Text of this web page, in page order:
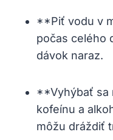
**Piť vodu v
počas celého
dávok naraz.
**Vyhýbať sa
kofeínu a
môžu dráždiť